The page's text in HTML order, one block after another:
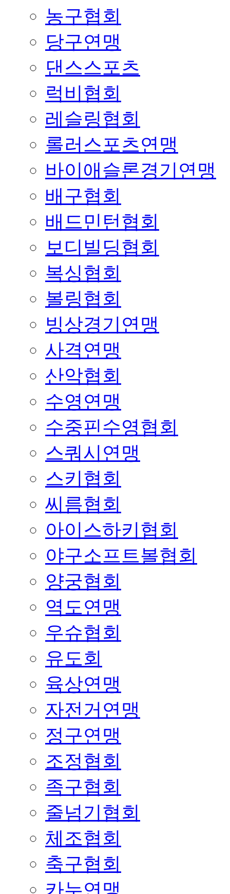
농구협회
당구연맹
댄스스포츠
럭비협회
레슬링협회
롤러스포츠연맹
바이애슬론경기연맹
배구협회
배드민턴협회
보디빌딩협회
복싱협회
볼링협회
빙상경기연맹
사격연맹
산악협회
수영연맹
수중핀수영협회
스쿼시연맹
스키협회
씨름협회
아이스하키협회
야구소프트볼협회
양궁협회
역도연맹
우슈협회
유도회
육상연맹
자전거연맹
정구연맹
조정협회
족구협회
줄넘기협회
체조협회
축구협회
카누연맹